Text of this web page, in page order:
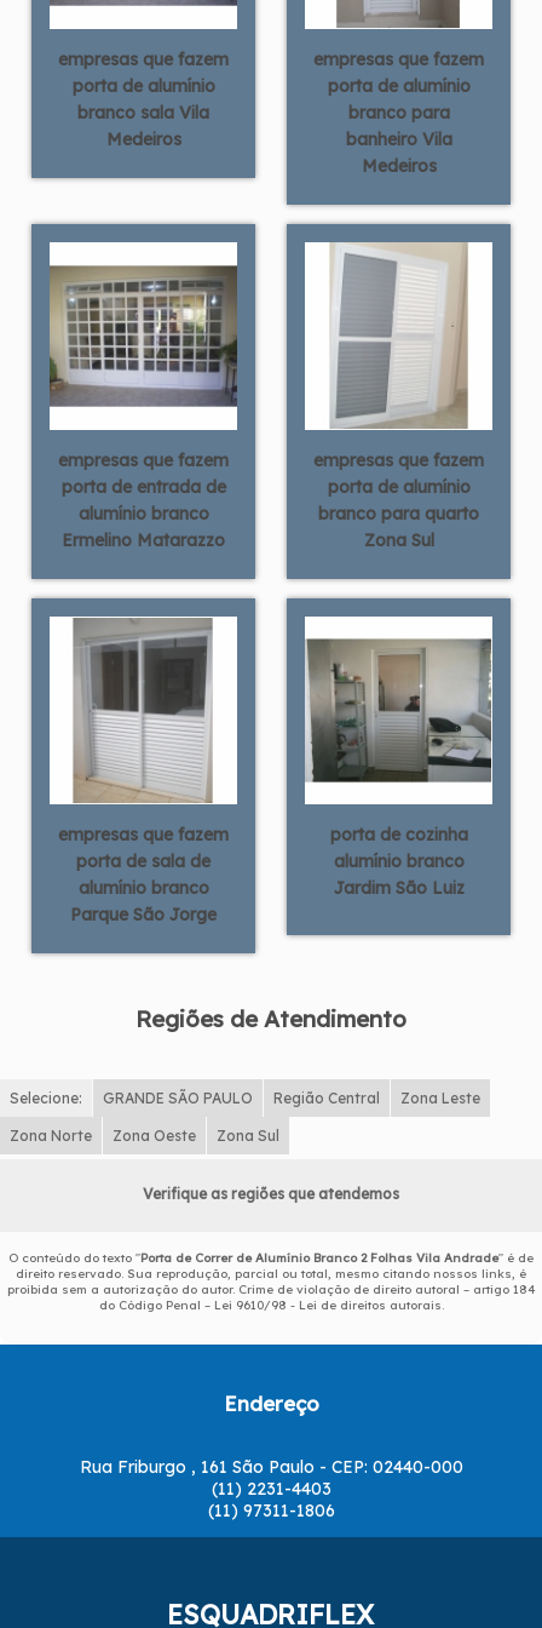
empresas que fazem
porta de alumínio
branco sala Vila
Medeiros
empresas que fazem
porta de alumínio
branco para
banheiro Vila
Medeiros
empresas que fazem
porta de entrada de
alumínio branco
Ermelino Matarazzo
empresas que fazem
porta de alumínio
branco para quarto
Zona Sul
empresas que fazem
porta de sala de
alumínio branco
Parque São Jorge
porta de cozinha
alumínio branco
Jardim São Luiz
Regiões de Atendimento
Selecione: GRANDE SÃO PAULO Região Central Zona Leste
Zona Norte Zona Oeste Zona Sul
Verifique as regiões que atendemos
O conteúdo do texto "Porta de Correr de Alumínio Branco 2 Folhas Vila Andrade" é de
direito reservado. Sua reprodução, parcial ou total, mesmo citando nossos links, é
proibida sem a autorização do autor. Crime de violação de direito autoral – artigo 184
do Código Penal – Lei 9610/98 - Lei de direitos autorais
Endereço
Rua Friburgo , 161 São Paulo - CEP: 02440-000
(11) 2231-4403
(11) 97311-1806
ESQUADRIFLEX